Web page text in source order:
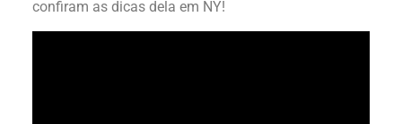
confiram as dicas dela em NY!